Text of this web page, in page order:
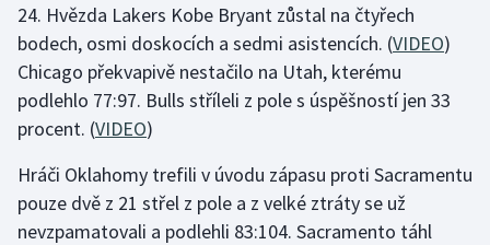
24. Hvězda Lakers Kobe Bryant zůstal na čtyřech
bodech, osmi doskocích a sedmi asistencích. (VIDEO)
Chicago překvapivě nestačilo na Utah, kterému
podlehlo 77:97. Bulls stříleli z pole s úspěšností jen 33
procent. (VIDEO)
Hráči Oklahomy trefili v úvodu zápasu proti Sacramentu
pouze dvě z 21 střel z pole a z velké ztráty se už
nevzpamatovali a podlehli 83:104. Sacramento táhl